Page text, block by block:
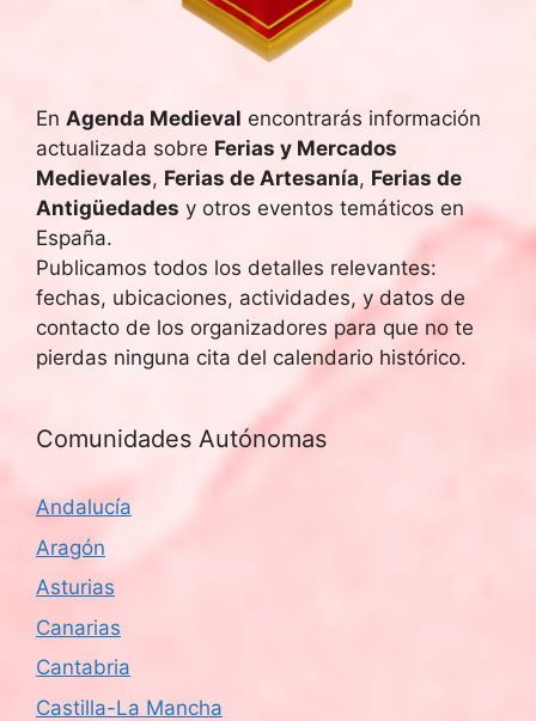
En Agenda Medieval encontrarás información
actualizada sobre Ferias y Mercados
Medievales, Ferias de Artesanía, Ferias de
Antigüedades y otros eventos temáticos en
España.
Publicamos todos los detalles relevantes:
fechas, ubicaciones, actividades, y datos de
contacto de los organizadores para que no te
pierdas ninguna cita del calendario histórico.
Comunidades Autónomas
Andalucía
Aragón
Asturias
Canarias
Cantabria
Castilla-La Mancha